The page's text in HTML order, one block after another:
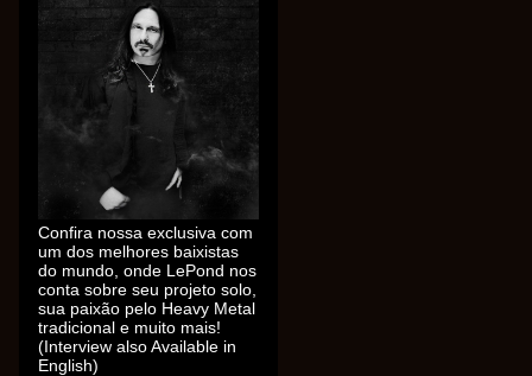
Confira nossa exclusiva com
um dos melhores baixistas
do mundo, onde LePond nos
conta sobre seu projeto solo,
sua paixão pelo Heavy Metal
tradicional e muito mais!
(Interview also Available in
English)